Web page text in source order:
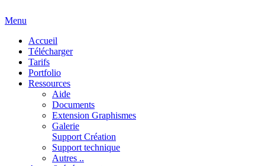
Menu
Accueil
Télécharger
Tarifs
Portfolio
Ressources
Aide
Documents
Extension Graphismes
Galerie
Support Création
Support technique
Autres ..